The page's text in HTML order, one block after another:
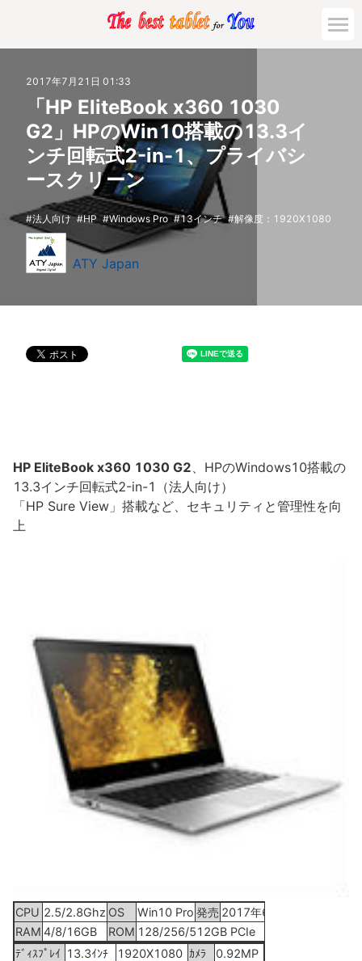
2017年7月21日 01:33
「HP EliteBook x360 1030
G2」HPのWin10搭載の13.3イ
ンチ回転式2-in-1、プライバシ
ースクリーン
法人向け HP Windows Pro 13インチ 解像度：1920X1080
ATY Japan
HP EliteBook x360 1030 G2、HPのWindows10搭載の
13.3インチ回転式2-in-1（法人向け）
「HP Sure View」搭載など、セキュリティと管理性を向
上
CPU 2.5/2.8Ghz OS Win10 Pro 発売 2017年6月
RAM 4/8/16GB ROM 128/256/512GB PCIe
ﾃﾞｨｽﾌﾟﾚｲ 13.3ｲﾝﾁ 1920X1080 ｶﾒﾗ
0.92MP